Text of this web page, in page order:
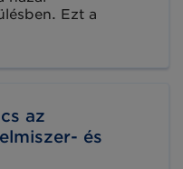
Ezt a
terhelt
az
az
és